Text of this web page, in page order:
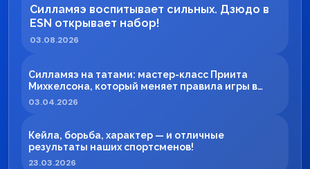
Силламяэ воспитывает сильных. Дзюдо в
ESN открывает набор!
03.08.2026
Силламяэ на татами: мастер-класс Приита
Михкелсона, который меняет правила игры в
регионе
03.04.2026
Кейла, борьба, характер — и отличные
результаты наших спортсменов!
23.03.2026